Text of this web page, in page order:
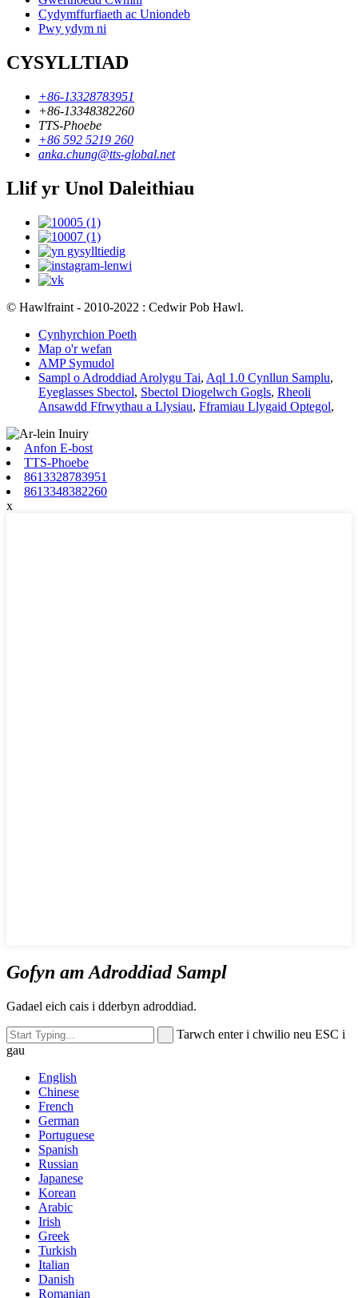
Cydymffurfiaeth ac Uniondeb
Pwy ydym ni
CYSYLLTIAD
+86-13328783951
+86-13348382260
TTS-Phoebe
+86 592 5219 260
anka.chung@tts-global.net
Llif yr Unol Daleithiau
© Hawlfraint - 2010-2022 : Cedwir Pob Hawl.
Cynhyrchion Poeth
Map o'r wefan
AMP Symudol
Sampl o Adroddiad Arolygu Tai, Aql 1.0 Cynllun Samplu,
Eyeglasses Sbectol, Sbectol Diogelwch Gogls, Rheoli
Ansawdd Ffrwythau a Llysiau, Fframiau Llygaid Optegol,
Anfon E-bost
TTS-Phoebe
8613328783951
8613348382260
x
Gofyn am Adroddiad Sampl
Gadael eich cais i dderbyn adroddiad.
Tarwch enter i chwilio neu ESC i
gau
English
Chinese
French
German
Portuguese
Spanish
Russian
Japanese
Korean
Arabic
Irish
Greek
Turkish
Italian
Danish
Romanian